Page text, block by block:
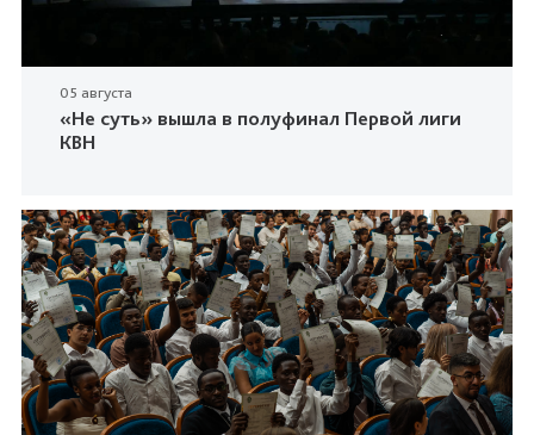
05 августа
«Не суть» вышла в полуфинал Первой лиги
КВН